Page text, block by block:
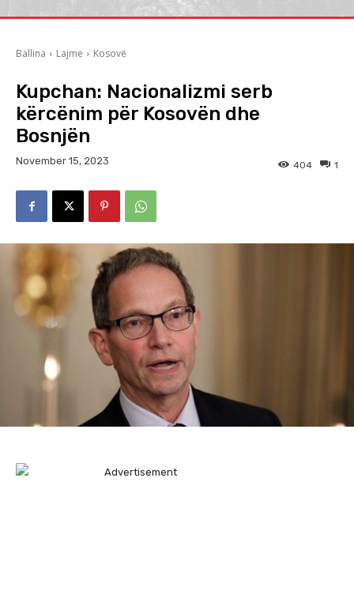
Ballina Lajme Kosovë
Kupchan: Nacionalizmi serb
kërcënim për Kosovën dhe
Bosnjën
November 15, 2023 1
404